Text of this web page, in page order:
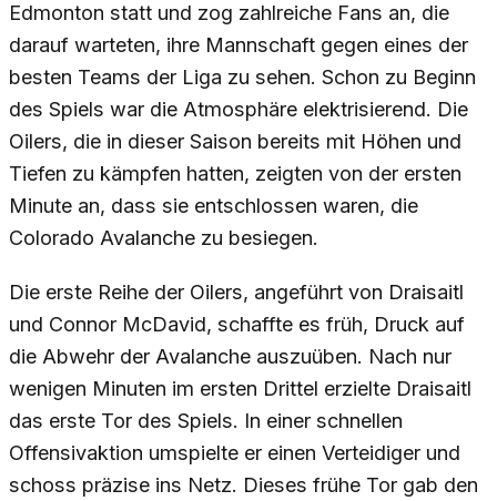
Edmonton statt und zog zahlreiche Fans an, die
darauf warteten, ihre Mannschaft gegen eines der
besten Teams der Liga zu sehen. Schon zu Beginn
des Spiels war die Atmosphäre elektrisierend. Die
Oilers, die in dieser Saison bereits mit Höhen und
Tiefen zu kämpfen hatten, zeigten von der ersten
Minute an, dass sie entschlossen waren, die
Colorado Avalanche zu besiegen.
Die erste Reihe der Oilers, angeführt von Draisaitl
und Connor McDavid, schaffte es früh, Druck auf
die Abwehr der Avalanche auszuüben. Nach nur
wenigen Minuten im ersten Drittel erzielte Draisaitl
das erste Tor des Spiels. In einer schnellen
Offensivaktion umspielte er einen Verteidiger und
schoss präzise ins Netz. Dieses frühe Tor gab den